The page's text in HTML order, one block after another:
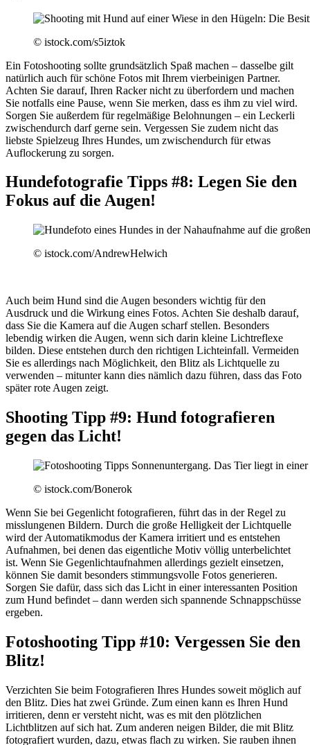
© istock.com/s5iztok
Ein Fotoshooting sollte grundsätzlich Spaß machen – dasselbe gilt
natürlich auch für schöne Fotos mit Ihrem vierbeinigen Partner.
Achten Sie darauf, Ihren Racker nicht zu überfordern und machen
Sie notfalls eine Pause, wenn Sie merken, dass es ihm zu viel wird.
Sorgen Sie außerdem für regelmäßige Belohnungen – ein Leckerli
zwischendurch darf gerne sein. Vergessen Sie zudem nicht das
liebste Spielzeug Ihres Hundes, um zwischendurch für etwas
Auflockerung zu sorgen.
Hundefotografie Tipps #8: Legen Sie den
Fokus auf die Augen!
© istock.com/AndrewHelwich
Auch beim Hund sind die Augen besonders wichtig für den
Ausdruck und die Wirkung eines Fotos. Achten Sie deshalb darauf,
dass Sie die Kamera auf die Augen scharf stellen. Besonders
lebendig wirken die Augen, wenn sich darin kleine Lichtreflexe
bilden. Diese entstehen durch den richtigen Lichteinfall. Vermeiden
Sie es allerdings nach Möglichkeit, den Blitz als Lichtquelle zu
verwenden – mitunter kann dies nämlich dazu führen, dass das Foto
später rote Augen zeigt.
Shooting Tipp #9: Hund fotografieren
gegen das Licht!
© istock.com/Bonerok
Wenn Sie bei Gegenlicht fotografieren, führt das in der Regel zu
misslungenen Bildern. Durch die große Helligkeit der Lichtquelle
wird der Automatikmodus der Kamera irritiert und es entstehen
Aufnahmen, bei denen das eigentliche Motiv völlig unterbelichtet
ist. Wenn Sie Gegenlichtaufnahmen allerdings gezielt einsetzen,
können Sie damit besonders stimmungsvolle Fotos generieren.
Sorgen Sie dafür, dass sich das Licht in einer interessanten Position
zum Hund befindet – dann werden sich spannende Schnappschüsse
ergeben.
Fotoshooting Tipp #10: Vergessen Sie den
Blitz!
Verzichten Sie beim Fotografieren Ihres Hundes soweit möglich auf
den Blitz. Dies hat zwei Gründe. Zum einen kann es Ihren Hund
irritieren, denn er versteht nicht, was es mit den plötzlichen
Lichtblitzen auf sich hat. Zum anderen neigen Bilder, die mit Blitz
fotografiert wurden, dazu, etwas flach zu wirken. Sie rauben ihnen